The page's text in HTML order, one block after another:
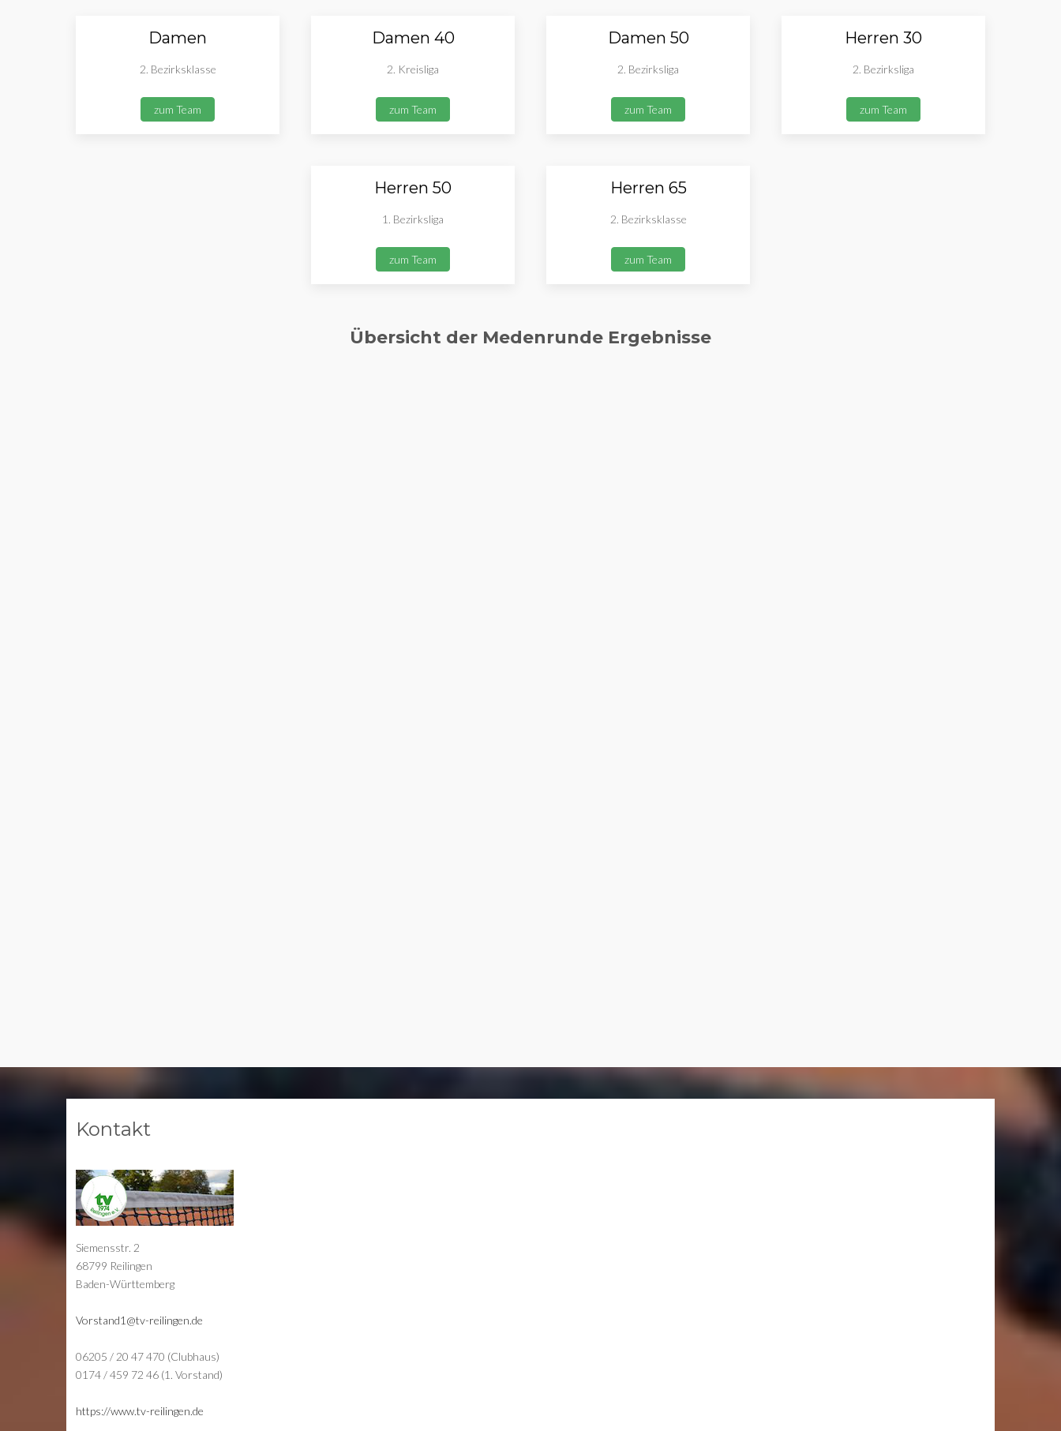
Damen
2. Bezirksklasse
zum Team
Damen 40
2. Kreisliga
zum Team
Damen 50
2. Bezirksliga
zum Team
Herren 30
2. Bezirksliga
zum Team
Herren 50
1. Bezirksliga
zum Team
Herren 65
2. Bezirksklasse
zum Team
Übersicht der Medenrunde Ergebnisse
Kontakt
Siemensstr. 2
68799 Reilingen
Baden-Württemberg
Vorstand1@tv-reilingen.de
06205 / 20 47 470 (Clubhaus)
0174 / 459 72 46 (1. Vorstand)
https://www.tv-reilingen.de